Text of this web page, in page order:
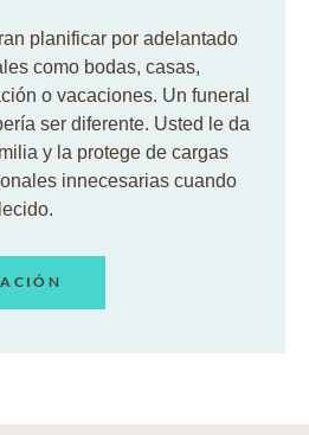
planificar por adelantado
como bodas, casas,
o vacaciones. Un funeral
ser diferente. Usted le da
y la protege de cargas
innecesarias cuando